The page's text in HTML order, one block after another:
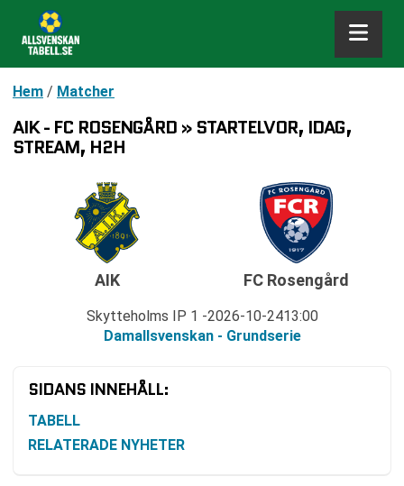
Hem / Matcher
AIK - FC ROSENGÅRD » STARTELVOR, IDAG,
STREAM, H2H
AIK
Skytteholms IP 1 2026-10-2413:00
Damallsvenskan - Grundserie
FC Rosengård
SIDANS INNEHÅLL:
TABELL
RELATERADE NYHETER